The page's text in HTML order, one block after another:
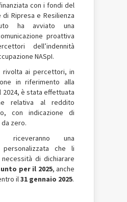
con i fondi del
di Ripresa e Resilienza
ha avviato una
proattiva
dell’indennità
NASpI.
rivolta ai percettori, in
in riferimento alla
2024, è stata effettuata
relativa al reddito
con indicazione di
zero.
riceveranno una
personalizzata che li
di dichiarare
per il 2025, anche
il31 gennaio 2025.